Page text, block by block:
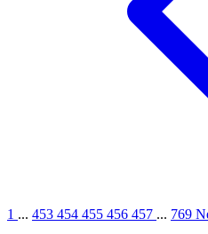
1 ... 453 454 455 456 457 ... 769